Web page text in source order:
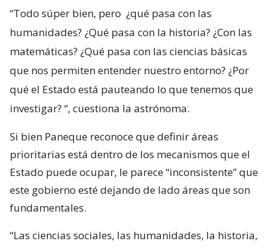
“Todo súper bien, pero ¿qué pasa con las
humanidades? ¿Qué pasa con la historia? ¿Con las
matemáticas? ¿Qué pasa con las ciencias básicas
que nos permiten entender nuestro entorno? ¿Por
qué el Estado está pauteando lo que tenemos que
investigar? “, cuestiona la astrónoma.
Si bien Paneque reconoce que definir áreas
prioritarias está dentro de los mecanismos que el
Estado puede ocupar, le parece “inconsistente” que
este gobierno esté dejando de lado áreas que son
fundamentales.
“Las ciencias sociales, las humanidades, la historia,